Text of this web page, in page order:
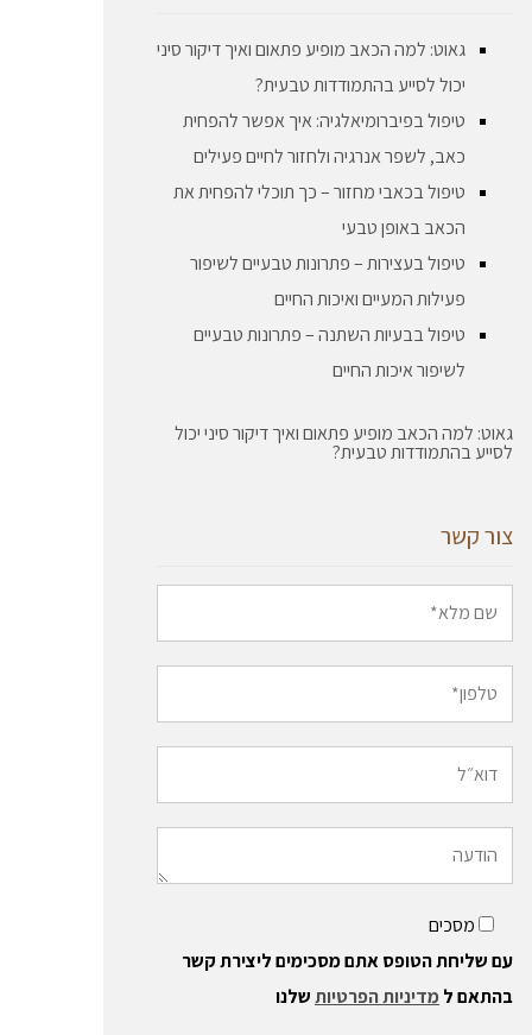
גאוט: למה הכאב מופיע פתאום ואיך דיקור סיני
יכול לסייע בהתמודדות טבעית?
טיפול בפיברומיאלגיה: איך אפשר להפחית
כאב, לשפר אנרגיה ולחזור לחיים פעילים
טיפול בכאבי מחזור – כך תוכלי להפחית את
הכאב באופן טבעי
טיפול בעצירות – פתרונות טבעיים לשיפור
פעילות המעיים ואיכות החיים
טיפול בבעיות השתנה – פתרונות טבעיים
לשיפור איכות החיים
גאוט: למה הכאב מופיע פתאום ואיך דיקור סיני יכול
לסייע בהתמודדות טבעית?
צור קשר
מסכים
עם שליחת הטופס אתם מסכימים ליצירת קשר
בהתאם ל מדיניות הפרטיותשלנו